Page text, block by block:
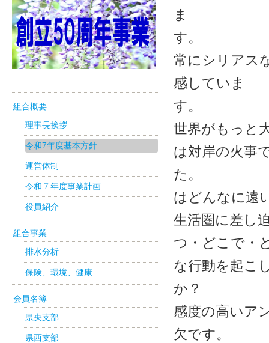
ま
常にシリアス
感していま
世界がもっと
は対岸の火事
た
はどんなに遠
生活圏
つ・どこで・
な行動を起こ
感度の高いア
欠
組合概要
理事長挨拶
令和7年度基本方針
運営体制
令和７年度事業計画
役員紹介
組合事業
排水分析
保険、環境、健康
会員名簿
県央支部
県西支部